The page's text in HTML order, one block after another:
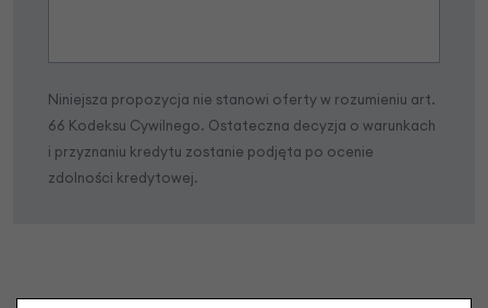
Niniejsza propozycja nie stanowi oferty w rozumieniu art.
66 Kodeksu Cywilnego. Ostateczna decyzja o warunkach
i przyznaniu kredytu zostanie podjęta po ocenie
zdolności kredytowej.